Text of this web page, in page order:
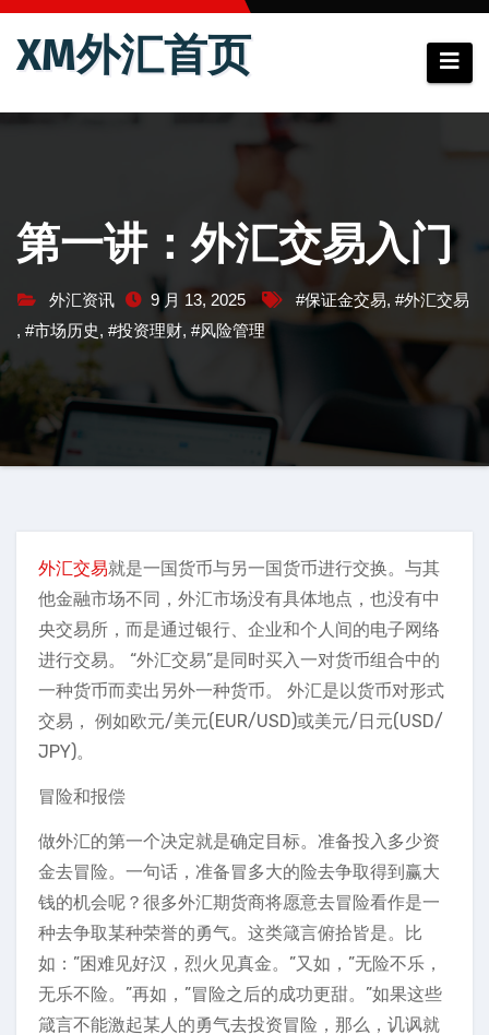
跳
XM外汇首页
第一讲：外汇交易入门
外汇资讯 9 月 13, 2025 #保证金交易, #外汇交易
, #市场历史, #投资理财, #风险管理
外汇交易就是一国货币与另一国货币进行交换。与其
他金融市场不同，外汇市场没有具体地点，也没有中
央交易所，而是通过银行、企业和个人间的电子网络
进行交易。 “外汇交易”是同时买入一对货币组合中的
一种货币而卖出另外一种货币。 外汇是以货币对形式
交易， 例如欧元/美元(EUR/USD)或美元/日元(USD/
JPY)。
冒险和报偿
做外汇的第一个决定就是确定目标。准备投入多少资
金去冒险。一句话，准备冒多大的险去争取得到赢大
钱的机会呢？很多外汇期货商将愿意去冒险看作是一
种去争取某种荣誉的勇气。这类箴言俯拾皆是。比
如：”困难见好汉，烈火见真金。”又如，”无险不乐，
无乐不险。”再如，”冒险之后的成功更甜。”如果这些
箴言不能激起某人的勇气去投资冒险，那么，讥讽就